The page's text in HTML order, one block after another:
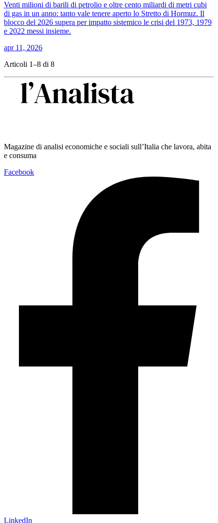
Venti milioni di barili di petrolio e oltre cento miliardi di metri cubi
di gas in un anno: tanto vale tenere aperto lo Stretto di Hormuz. Il
blocco del 2026 supera per impatto sistemico le crisi del 1973, 1979
e 2022 messi insieme.
apr 11, 2026
Articoli 1–8 di 8
Magazine di analisi economiche e sociali sull’Italia che lavora, abita
e consuma
Facebook
LinkedIn